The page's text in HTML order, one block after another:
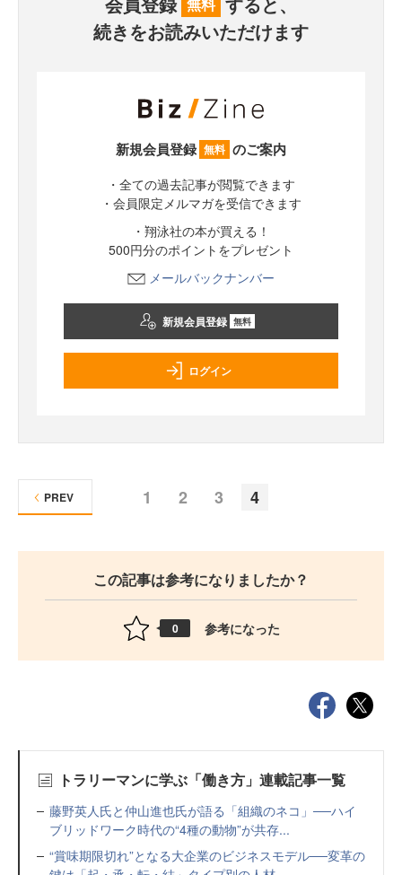
無料
続きをお読みいただけます
新規会員登録 無料 のご案内
・全ての過去記事が閲覧できます
・会員限定メルマガを受信できます
・翔泳社の本が買える！
500円分のポイントをプレゼント
メールバックナンバー
新規会員登録 無料
ログイン
1 2 3 4
PREV
この記事は参考になりましたか？
0 参考になった
トラリーマンに学ぶ「働き方」連載記事一覧
藤野英人氏と仲山進也氏が語る「組織のネコ」──ハイ
ブリッドワーク時代の“4種の動物”が共存...
“賞味期限切れ”となる大企業のビジネスモデル──変革の